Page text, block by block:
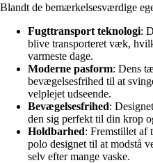
Blandt de bemærkelsesværdige
Fugttransport teknologi:
blive transporteret væk,
varmeste dage.
Moderne pasform: Dens
bevægelsesfrihed til at
velplejet udseende.
Bevægelsesfrihed:
den sig perfekt til din krop
Holdbarhed: Fremstillet af
polo designet til at modstå
selv efter mange vaske.